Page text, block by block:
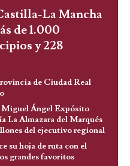
La Mancha
de 1.000
y 228
de Ciudad Real
Ángel Expósito
La Almazara del Marqués
del ejecutivo regional
su hoja de ruta con el
grandes favoritos